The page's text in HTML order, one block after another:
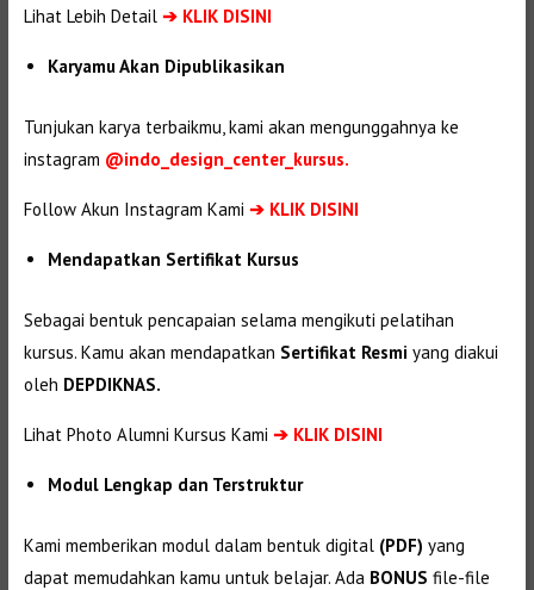
Lihat Lebih Detail ➔ KLIK DISINI
Karyamu Akan Dipublikasikan
Tunjukan karya terbaikmu, kami akan mengunggahnya ke
instagram @indo_design_center_kursus.
Follow Akun Instagram Kami ➔ KLIK DISINI
Mendapatkan Sertifikat Kursus
Sebagai bentuk pencapaian selama mengikuti pelatihan
kursus. Kamu akan mendapatkan Sertifikat Resmi yang diakui
oleh DEPDIKNAS.
Lihat Photo Alumni Kursus Kami ➔ KLIK DISINI
Modul Lengkap dan Terstruktur
Kami memberikan modul dalam bentuk digital (PDF) yang
dapat memudahkan kamu untuk belajar. Ada BONUS file-file